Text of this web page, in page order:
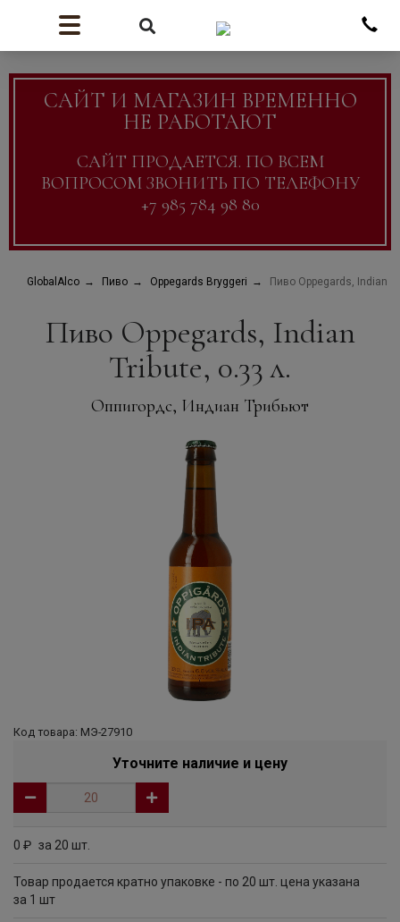
САЙТ И МАГАЗИН ВРЕМЕННО
НЕ РАБОТАЮТ
САЙТ ПРОДАЕТСЯ. ПО ВСЕМ
ВОПРОСОМ ЗВОНИТЬ ПО ТЕЛЕФОНУ
+7 985 784 98 80
GlobalAlco Пиво Oppegards Bryggeri Пиво Oppegards, Indian
Пиво Oppegards, Indian
Tribute, 0.33 л.
Оппигордс, Индиан Трибьют
Код товара: МЭ-27910
Уточните наличие и цену
0 руб
за 20 шт.
Товар продается кратно упаковке - по 20 шт. цена указана
за 1 шт